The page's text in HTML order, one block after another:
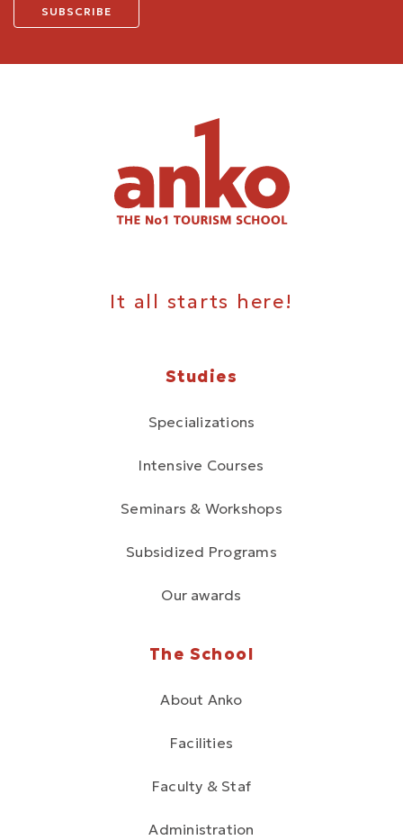
It all starts here!
Studies
Specializations
Intensive Courses
Seminars & Workshops
Subsidized Programs
Our awards
The School
About Anko
Facilities
Faculty & Staf
Administration